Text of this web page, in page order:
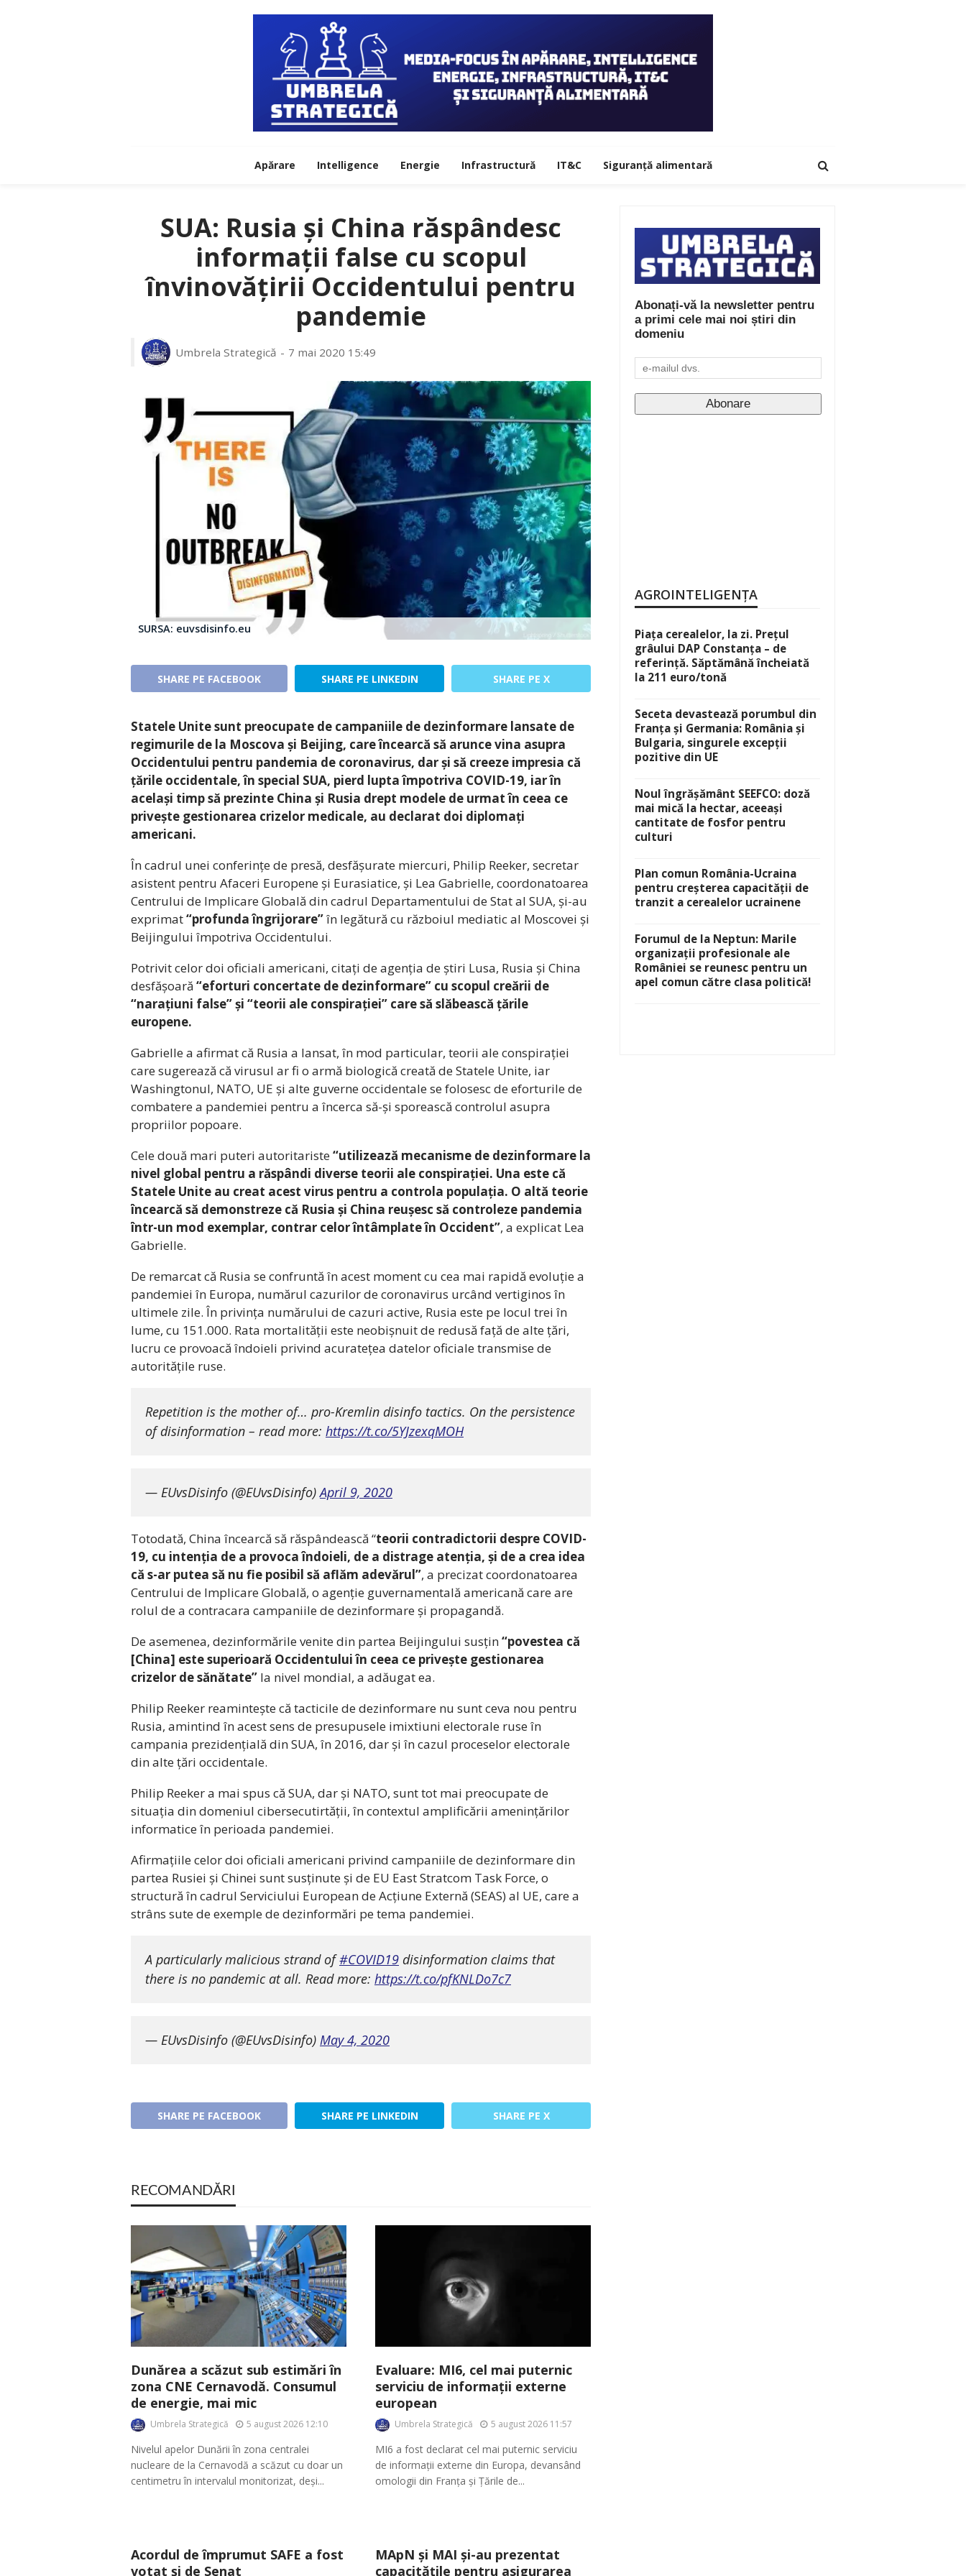
Apărare Intelligence Energie Infrastructură IT&C Siguranță alimentară
SUA: Rusia și China răspândesc
informații false cu scopul
învinovățirii Occidentului pentru
pandemie
Umbrela Strategică 7 mai 2020 15:49
SURSA: euvsdisinfo.eu
SHARE PE FACEBOOK SHARE PE LINKEDIN SHARE PE X
Statele Unite sunt preocupate de campaniile de dezinformare lansate de
regimurile de la Moscova și Beijing, care încearcă să arunce vina asupra
Occidentului pentru pandemia de coronavirus, dar și să creeze impresia că
țările occidentale, în special SUA, pierd lupta împotriva COVID-19, iar în
același timp să prezinte China și Rusia drept modele de urmat în ceea ce
privește gestionarea crizelor medicale, au declarat doi diplomați
americani.
În cadrul unei conferințe de presă, desfășurate miercuri, Philip Reeker, secretar
asistent pentru Afaceri Europene și Eurasiatice, și Lea Gabrielle, coordonatoarea
Centrului de Implicare Globală din cadrul Departamentului de Stat al SUA, și-au
exprimat“profunda îngrijorare”în legătură cu războiul mediatic al Moscovei și
Beijingului împotriva Occidentului.
Potrivit celor doi oficiali americani, citați de agenția de știri Lusa, Rusia și China
desfășoară “eforturi concertate de dezinformare” cu scopul creării de
“narațiuni false” și “teorii ale conspirației” care să slăbească țările
europene.
Gabrielle a afirmat că Rusia a lansat, în mod particular, teorii ale conspirației
care sugerează că virusul ar fi o armă biologică creată de Statele Unite, iar
Washingtonul, NATO, UE și alte guverne occidentale se folosesc de eforturile de
combatere a pandemiei pentru a încerca să-și sporească controlul asupra
propriilor popoare.
Cele două mari puteri autoritariste “utilizează mecanisme de dezinformare la
nivel global pentru a răspândi diverse teorii ale conspirației. Una este că
Statele Unite au creat acest virus pentru a controla populația. O altă teorie
încearcă să demonstreze că Rusia și China reușesc să controleze pandemia
într-un mod exemplar, contrar celor întâmplate în Occident”, a explicat Lea
Gabrielle.
De remarcat că Rusia se confruntă în acest moment cu cea mai rapidă evoluție a
pandemiei în Europa, numărul cazurilor de coronavirus urcând vertiginos în
ultimele zile. În privința numărului de cazuri active, Rusia este pe locul trei în
lume, cu 151.000. Rata mortalității este neobișnuit de redusă față de alte țări,
lucru ce provoacă îndoieli privind acuratețea datelor oficiale transmise de
autoritățile ruse.
Repetition is the mother of… pro-Kremlin disinfo tactics. On the persistence
of disinformation – read more: https://t.co/5YJzexqMOH
— EUvsDisinfo (@EUvsDisinfo)April 9, 2020
Totodată, China încearcă să răspândească “teorii contradictorii despre COVID-
19, cu intenția de a provoca îndoieli, de a distrage atenția, și de a crea idea
că s-ar putea să nu fie posibil să aflăm adevărul”, a precizat coordonatoarea
Centrului de Implicare Globală, o agenție guvernamentală americană care are
rolul de a contracara campaniile de dezinformare și propagandă.
De asemenea, dezinformările venite din partea Beijingului susțin“povestea că
[China] este superioară Occidentului în ceea ce privește gestionarea
crizelor de sănătate” la nivel mondial, a adăugat ea.
Philip Reeker reamintește că tacticile de dezinformare nu sunt ceva nou pentru
Rusia, amintind în acest sens de presupusele imixtiuni electorale ruse în
campania prezidențială din SUA, în 2016, dar și în cazul proceselor electorale
din alte țări occidentale.
Philip Reeker a mai spus că SUA, dar și NATO, sunt tot mai preocupate de
situația din domeniul cibersecutirtății, în contextul amplificării amenințărilor
informatice în perioada pandemiei.
Afirmațiile celor doi oficiali americani privind campaniile de dezinformare din
partea Rusiei și Chinei sunt susținute și de EU East Stratcom Task Force, o
structură în cadrul Serviciului European de Acțiune Externă (SEAS) al UE, care a
strâns sute de exemple de dezinformări pe tema pandemiei.
A particularly malicious strand of#COVID19 disinformation claims that
there is no pandemic at all. Read more: https://t.co/pfKNLDo7c7
— EUvsDisinfo (@EUvsDisinfo) May 4, 2020
SHARE PE FACEBOOK SHARE PE LINKEDIN SHARE PE X
RECOMANDĂRI
Dunărea a scăzut sub estimări în
zona CNE Cernavodă. Consumul
de energie, mai mic
Umbrela Strategică 5 august 2026 12:10
Nivelul apelor Dunării în zona centralei
nucleare de la Cernavodă a scăzut cu doar un
centimetru în intervalul monitorizat, deși...
Evaluare: MI6, cel mai puternic
serviciu de informații externe
european
Umbrela Strategică 5 august 2026 11:57
MI6 a fost declarat cel mai puternic serviciu
de informații externe din Europa, devansând
omologii din Franța și Țările de...
Acordul de împrumut SAFE a fost
votat și de Senat
MApN și MAI și-au prezentat
capacitățile pentru asigurarea
Abonați-vă la newsletter pentru
a primi cele mai noi știri din
domeniu
AGROINTELIGENȚA
Piața cerealelor, la zi. Prețul
grâului DAP Constanța – de
referință. Săptămână încheiată
la 211 euro/tonă
Seceta devastează porumbul din
Franța și Germania: România și
Bulgaria, singurele excepții
pozitive din UE
Noul îngrășământ SEEFCO: doză
mai mică la hectar, aceeași
cantitate de fosfor pentru
culturi
Plan comun România-Ucraina
pentru creșterea capacității de
tranzit a cerealelor ucrainene
Forumul de la Neptun: Marile
organizații profesionale ale
României se reunesc pentru un
apel comun către clasa politică!